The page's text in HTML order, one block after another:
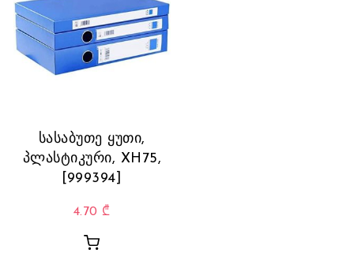
სასაბუთე ყუთი,
პლასტიკური, XH75,
[999394]
4.70 ₾